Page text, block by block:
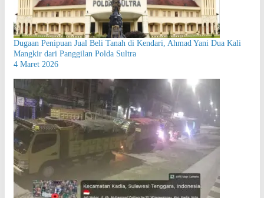
Dugaan Penipuan Jual Beli Tanah di Kendari, Ahmad Yani Dua Kali
Mangkir dari Panggilan Polda Sultra
4 Maret 2026